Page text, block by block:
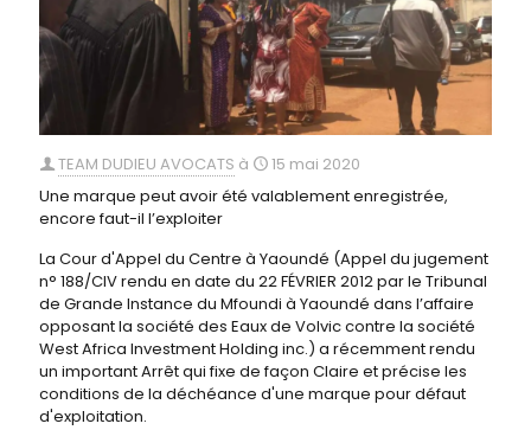
TEAM DUDIEU AVOCATS à
15 mai 2020
Une marque peut avoir été valablement enregistrée,
encore faut-il l’exploiter
La Cour d'Appel du Centre à Yaoundé (Appel du jugement
n° 188/CIV rendu en date du 22 FÉVRIER 2012 par le Tribunal
de Grande Instance du Mfoundi à Yaoundé dans l’affaire
opposant la société des Eaux de Volvic contre la société
West Africa Investment Holding inc.) a récemment rendu
un important Arrêt qui fixe de façon Claire et précise les
conditions de la déchéance d'une marque pour défaut
d'exploitation.